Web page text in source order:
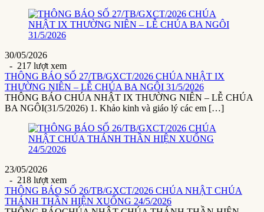
30/05/2026
- 217 lượt xem
THÔNG BÁO SỐ 27/TB/GXCT/2026 CHÚA NHẬT IX
THƯỜNG NIÊN – LỄ CHÚA BA NGÔI 31/5/2026
THÔNG BÁO CHÚA NHẬT IX THƯỜNG NIÊN – LỄ CHÚA
BA NGÔI(31/5/2026) 1. Khảo kinh và giáo lý các em […]
23/05/2026
- 218 lượt xem
THÔNG BÁO SỐ 26/TB/GXCT/2026 CHÚA NHẬT CHÚA
THÁNH THẦN HIỆN XUỐNG 24/5/2026